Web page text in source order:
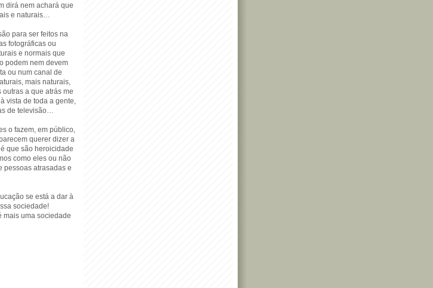
dirá nem achará que
e naturais…
para ser feitos na
fotográficas ou
e normais que
podem nem devem
ou num canal de
mais naturais,
a que atrás me
vista de toda a gente,
de televisão…
o fazem, em público,
querer dizer a
que são heroicidade
como eles ou não
pessoas atrasadas e
se está a dar à
sociedade!
mais uma sociedade